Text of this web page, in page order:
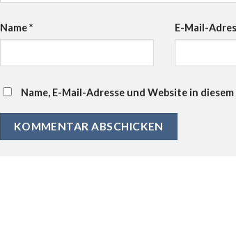
Name* E-Mail-
Name, E-Mail-Adresse und Website in